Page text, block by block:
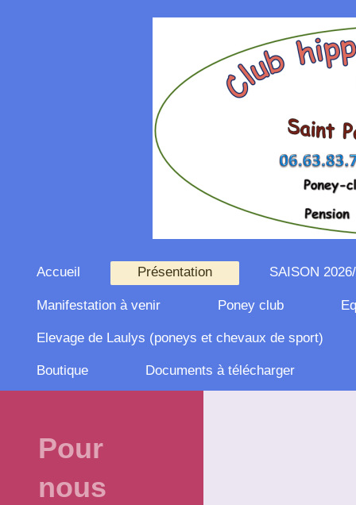
Accueil Présentation SAISON
Manifestation à venir Poney club
Elevage de Laulys (poneys et chevaux de sport)
Boutique Documents à télécharger
Pour
nous